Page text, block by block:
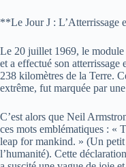
**Le Jour J : L’Atterrissage
Le 20 juillet 1969, le module
et a effectué son
238 kilomètres de la Terre.
extrême, fut marquée par
C’est alors que Neil
ces mots emblématiques : «
leap for mankind. » (Un
l’humanité). Cette